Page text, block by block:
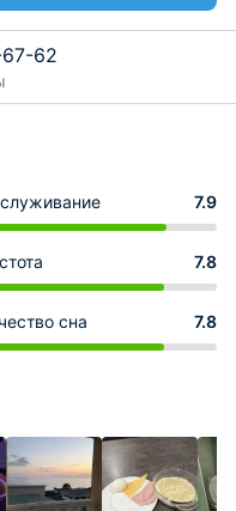
62
7.9
7.8
сна 7.8